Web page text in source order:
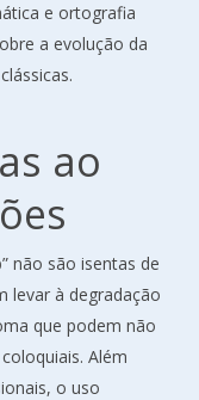
e ortografia
a evolução da
ao
não são isentas de
levar à degradação
que podem não
Além
o uso